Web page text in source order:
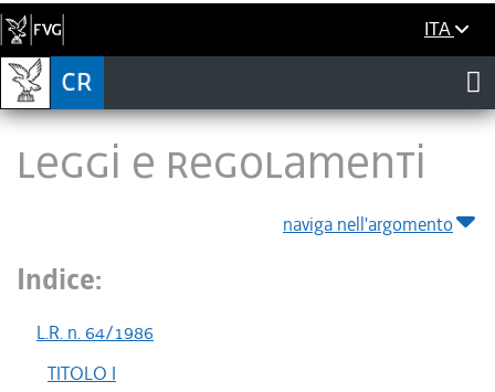
ITA
LEGGI E REGOLAMENTI
naviga nell'argomento
Indice:
L.R. n. 64/1986
TITOLO I